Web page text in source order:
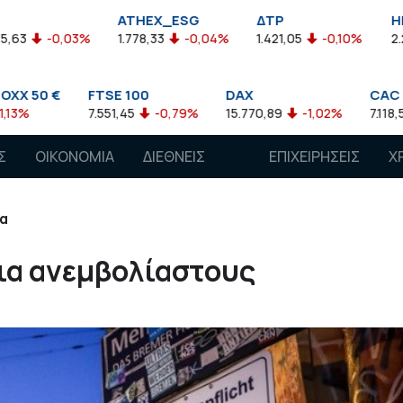
-0,04%
ΔΤΡ
1.421,05 -0,10%
HELMSI
2.211,72 0,13%
100 DAX
15.770,89 -1,02%
CAC 40
7.118,50 -1,15%
ΟΙΚΟΝΟΜΙΑ
ΔΙΕΘΝΕΙΣ
ΕΠΙΧΕΙΡΗΣΕΙΣ
ανεμβολίαστους